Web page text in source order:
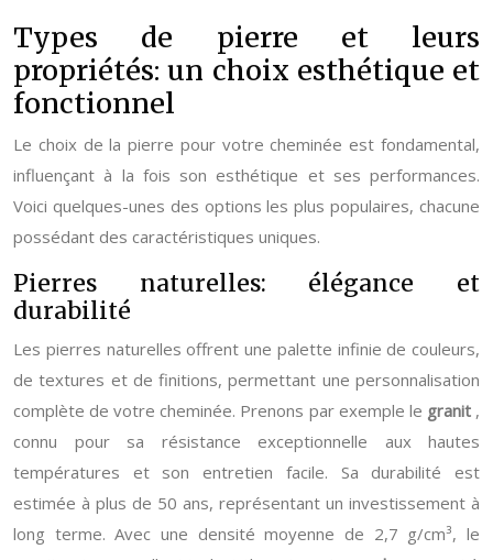
Types de pierre et leurs
propriétés: un choix esthétique et
fonctionnel
Le choix de la pierre pour votre cheminée est fondamental,
influençant à la fois son esthétique et ses performances.
Voici quelques-unes des options les plus populaires, chacune
possédant des caractéristiques uniques.
Pierres naturelles: élégance et
durabilité
Les pierres naturelles offrent une palette infinie de couleurs,
de textures et de finitions, permettant une personnalisation
complète de votre cheminée. Prenons par exemple le granit ,
connu pour sa résistance exceptionnelle aux hautes
températures et son entretien facile. Sa durabilité est
estimée à plus de 50 ans, représentant un investissement à
long terme. Avec une densité moyenne de 2,7 g/cm³, le